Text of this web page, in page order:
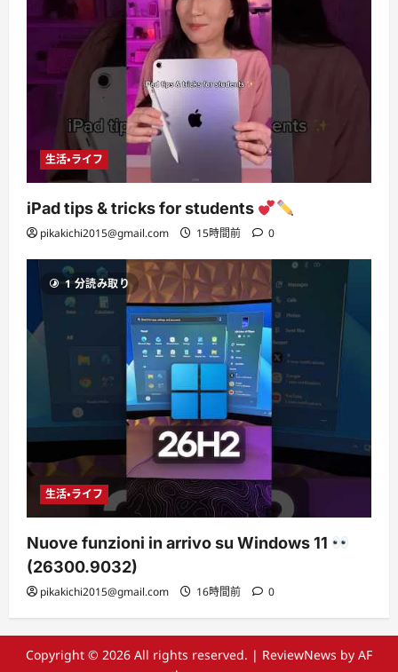
生活・ライフ
iPad tips & tricks for students
pikakichi2015@gmail.com 15時間前 0
1 分読み取り
生活・ライフ
Nuove funzioni in arrivo su Windows 11
(26300.9032)
pikakichi2015@gmail.com 16時間前 0
Copyright © 2026 All rights reserved. | ReviewNews by AF